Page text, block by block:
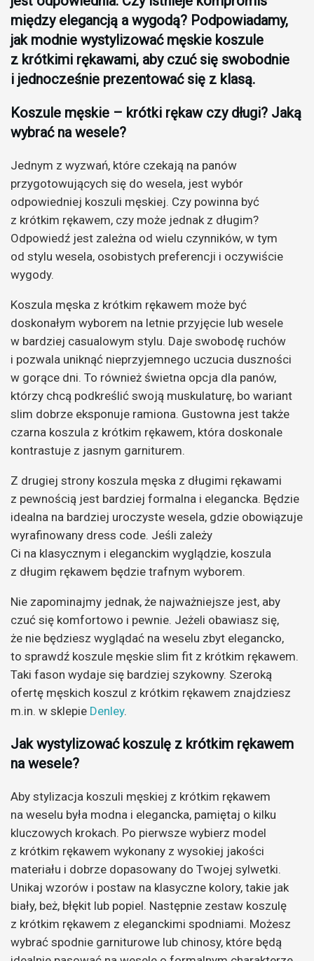
między elegancją a wygodą? Podpowiadamy,
jak modnie wystylizować męskie koszule
z krótkimi rękawami, aby czuć się swobodnie
i jednocześnie prezentować się z klasą.
Koszule męskie – krótki rękaw czy długi? Jaką
wybrać na wesele?
Jednym z wyzwań, które czekają na panów
przygotowujących się do wesela, jest wybór
odpowiedniej koszuli męskiej. Czy powinna być
z krótkim rękawem, czy może jednak z długim?
Odpowiedź jest zależna od wielu czynników, w tym
od stylu wesela, osobistych preferencji i oczywiście
wygody.
Koszula męska z krótkim rękawem może być
doskonałym wyborem na letnie przyjęcie lub wesele
w bardziej casualowym stylu. Daje swobodę ruchów
i pozwala uniknąć nieprzyjemnego uczucia duszności
w gorące dni. To również świetna opcja dla panów,
którzy chcą podkreślić swoją muskulaturę, bo wariant
slim dobrze eksponuje ramiona. Gustowna jest także
czarna koszula z krótkim rękawem, która doskonale
kontrastuje z jasnym garniturem.
Z drugiej strony koszula męska z długimi rękawami
z pewnością jest bardziej formalna i elegancka. Będzie
idealna na bardziej uroczyste wesela, gdzie obowiązuje
wyrafinowany dress code. Jeśli zależy
Ci na klasycznym i eleganckim wyglądzie, koszula
z długim rękawem będzie trafnym wyborem.
Nie zapominajmy jednak, że najważniejsze jest, aby
czuć się komfortowo i pewnie. Jeżeli obawiasz się,
że nie będziesz wyglądać na weselu zbyt elegancko,
to sprawdź koszule męskie slim fit z krótkim rękawem.
Taki fason wydaje się bardziej szykowny. Szeroką
ofertę męskich koszul z krótkim rękawem znajdziesz
m.in. w sklepie Denley.
Jak wystylizować koszulę z krótkim rękawem
na wesele?
Aby stylizacja koszuli męskiej z krótkim rękawem
na weselu była modna i elegancka, pamiętaj o kilku
kluczowych krokach. Po pierwsze wybierz model
z krótkim rękawem wykonany z wysokiej jakości
materiału i dobrze dopasowany do Twojej sylwetki.
Unikaj wzorów i postaw na klasyczne kolory, takie jak
biały, beż, błękit lub popiel. Następnie zestaw koszulę
z krótkim rękawem z eleganckimi spodniami. Możesz
wybrać spodnie garniturowe lub chinosy, które będą